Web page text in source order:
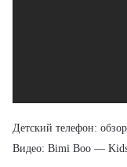
Детский телефон:
Видео: Bimi Boo —